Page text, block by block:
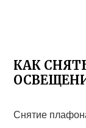
КАК
Снятие